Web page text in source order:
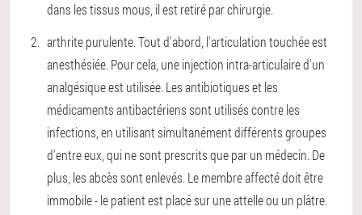
dans les tissus mous, il est retiré par chirurgie.
arthrite purulente. Tout d'abord, l'articulation touchée est
anesthésiée. Pour cela, une injection intra-articulaire d'un
analgésique est utilisée. Les antibiotiques et les
médicaments antibactériens sont utilisés contre les
infections, en utilisant simultanément différents groupes
d'entre eux, qui ne sont prescrits que par un médecin. De
plus, les abcès sont enlevés. Le membre affecté doit être
immobile - le patient est placé sur une attelle ou un plâtre.